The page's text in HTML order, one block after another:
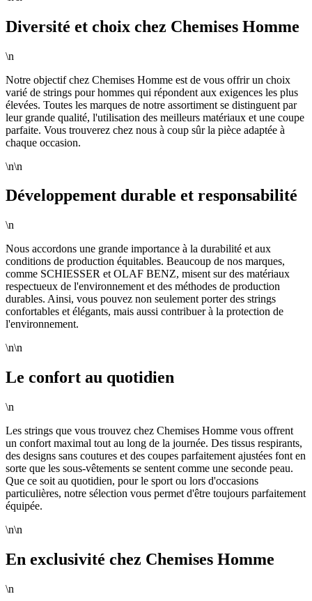
Diversité et choix chez Chemises Homme
\n
Notre objectif chez Chemises Homme est de vous offrir un choix
varié de strings pour hommes qui répondent aux exigences les plus
élevées. Toutes les marques de notre assortiment se distinguent par
leur grande qualité, l'utilisation des meilleurs matériaux et une coupe
parfaite. Vous trouverez chez nous à coup sûr la pièce adaptée à
chaque occasion.
\n\n
Développement durable et responsabilité
\n
Nous accordons une grande importance à la durabilité et aux
conditions de production équitables. Beaucoup de nos marques,
comme SCHIESSER et OLAF BENZ, misent sur des matériaux
respectueux de l'environnement et des méthodes de production
durables. Ainsi, vous pouvez non seulement porter des strings
confortables et élégants, mais aussi contribuer à la protection de
l'environnement.
\n\n
Le confort au quotidien
\n
Les strings que vous trouvez chez Chemises Homme vous offrent
un confort maximal tout au long de la journée. Des tissus respirants,
des designs sans coutures et des coupes parfaitement ajustées font en
sorte que les sous-vêtements se sentent comme une seconde peau.
Que ce soit au quotidien, pour le sport ou lors d'occasions
particulières, notre sélection vous permet d'être toujours parfaitement
équipée.
\n\n
En exclusivité chez Chemises Homme
\n